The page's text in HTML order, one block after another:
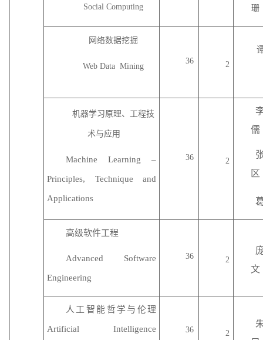
Social Computing 珊
网络数据挖掘
Web Data Mining
36 2
机器学习原理、工程技
术与应用
Machine Learning –
Principles, Technique and
Applications
36 2
儒
区
高级软件工程
Advanced Software
Engineering
36 2
文
人工智能哲学与伦理
Artificial Intelligence 36 2